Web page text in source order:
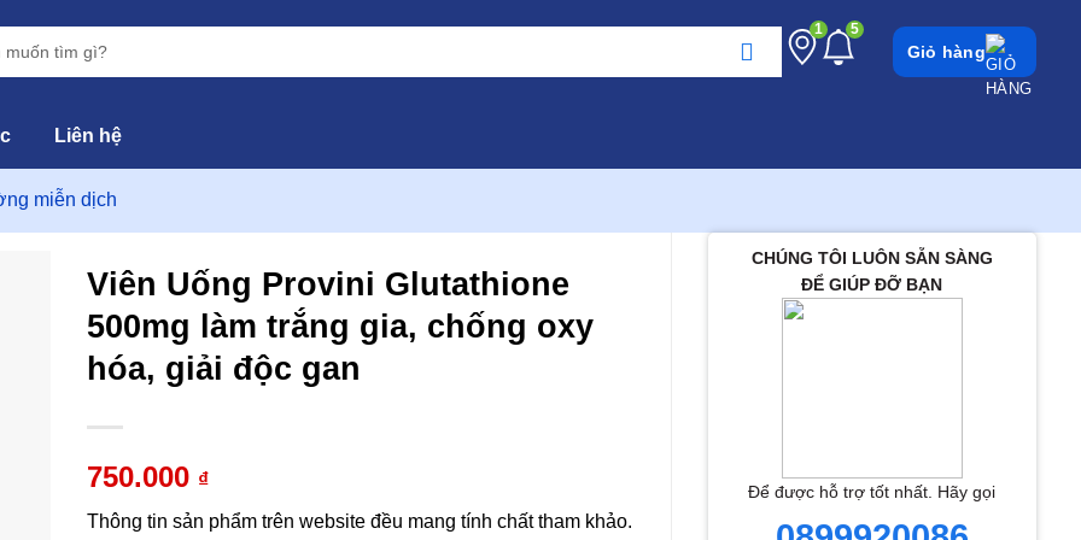
1 5
Giỏ hàng
Liên hệ
miễn dịch
CHÚNG TÔI LUÔN SẴN SÀNG
ĐỂ GIÚP ĐỠ BẠN
Để được hỗ trợ tốt nhất. Hãy gọi
Viên Uống Provini Glutathione
500mg làm trắng gia, chống oxy
hóa, giải độc gan
750.000 ₫
Thông tin sản phẩm trên website đều mang tính chất tham khảo.